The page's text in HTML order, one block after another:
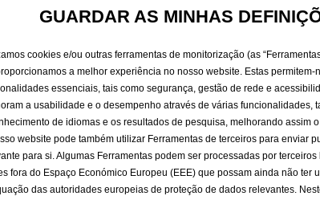
GUARDAR AS MINHAS
cookies e/ou outras ferramentas de monitorização (as
a melhor experiência no nosso website. Estas permitem-
essenciais, tais como segurança, gestão de rede e
a usabilidade e o desempenho através de várias funcionalidades,
de idiomas e os resultados de pesquisa, melhorando assim
website pode também utilizar Ferramentas de terceiros para enviar
para si. Algumas Ferramentas podem ser processadas por
fora do Espaço Económico Europeu (EEE) que possam ainda não ter
das autoridades europeias de proteção de dados relevantes.